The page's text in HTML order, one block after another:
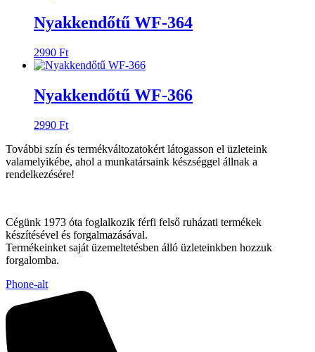
Nyakkendőtű WF-364
2990 Ft
Nyakkendőtű WF-366
2990 Ft
További szín és termékváltozatokért látogasson el üzleteink
valamelyikébe, ahol a munkatársaink készséggel állnak a
rendelkezésére!
Cégünk 1973 óta foglalkozik férfi felső ruházati termékek
készítésével és forgalmazásával.
Termékeinket saját üzemeltetésben álló üzleteinkben hozzuk
forgalomba.
Phone-alt